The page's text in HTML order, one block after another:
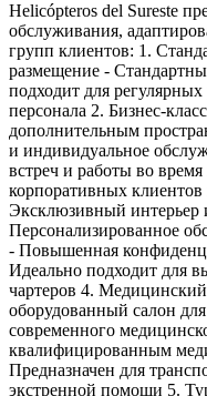
Helicópteros del Sureste
обслуживания,
групп клиентов: 1.
размещение -
подходит для
персонала 2. Бизнес-
дополнительным
и индивидуальное
встреч и работы во
корпоративных
Эксклюзивный интерьер
Персонализированное
- Повышенная
Идеально подходит для
чартеров 4.
оборудованный салон
современного
квалифицированным
Предназначен для
экстренной помощи 5.